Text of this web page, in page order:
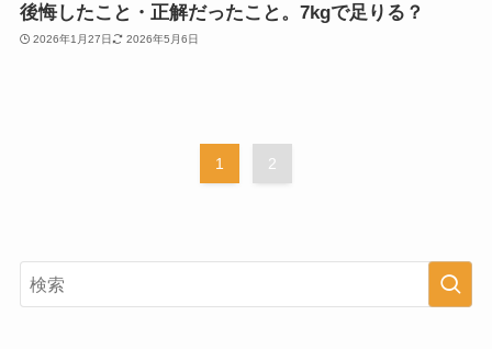
後悔したこと・正解だったこと。7kgで足りる？
2026年1月27日 2026年5月6日
1 2